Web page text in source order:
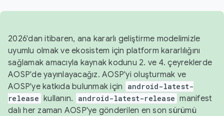
2026'dan itibaren, ana kararlı geliştirme modelimizle
uyumlu olmak ve ekosistem için platform kararlılığını
sağlamak amacıyla kaynak kodunu 2. ve 4. çeyreklerde
AOSP'de yayınlayacağız. AOSP'yi oluşturmak ve
AOSP'ye katkıda bulunmak için
android-latest-
release kullanın. android-latest-release manifest
dalı her zaman AOSP'ye gönderilen en son sürümü